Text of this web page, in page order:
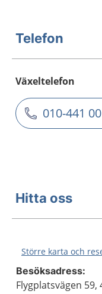
Telefon
Växeltelefon
010-441
Hitta oss
Större karta och
Besöksadress:
Flygplatsvägen